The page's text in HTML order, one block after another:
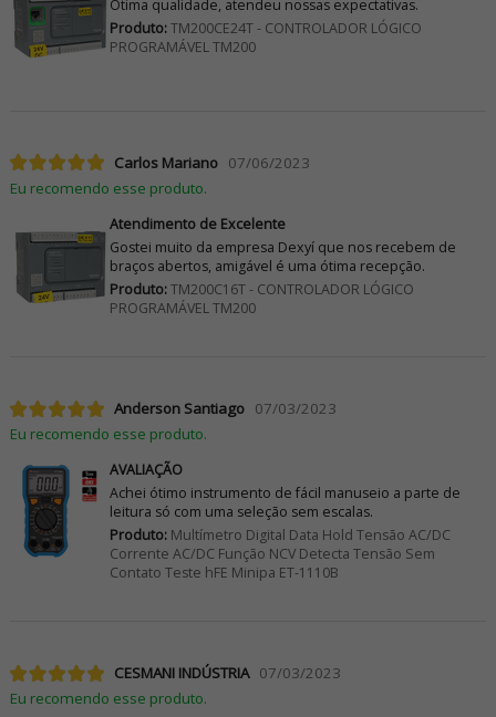
Ótima qualidade, atendeu nossas expectativas.
Produto:TM200CE24T - CONTROLADOR LÓGICO
PROGRAMÁVEL TM200
Carlos Mariano 07/06/2023
Eu recomendo esse produto.
Atendimento de Excelente
Gostei muito da empresa Dexyí que nos recebem de
braços abertos, amigável é uma ótima recepção.
Produto:TM200C16T - CONTROLADOR LÓGICO
PROGRAMÁVEL TM200
Anderson Santiago 07/03/2023
Eu recomendo esse produto.
AVALIAÇÃO
Achei ótimo instrumento de fácil manuseio a parte de
leitura só com uma seleção sem escalas.
Produto:Multímetro Digital Data Hold Tensão AC/DC
Corrente AC/DC Função NCV Detecta Tensão Sem
Contato Teste hFE Minipa ET-1110B
CESMANI INDÚSTRIA 07/03/2023
Eu recomendo esse produto.